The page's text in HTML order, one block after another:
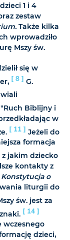
1 i 4
zestaw
Także kilka
wprowadziło
Mszy św.
się w
[ 8 ] G.
"Ruch Biblijny i
w
[ 11 ] Jeżeli do
formacja
jakim dziecko
kontakty z
Konstytucja o
liturgii do
św. jest za
[ 14 ]
wczesnego
dzieci,